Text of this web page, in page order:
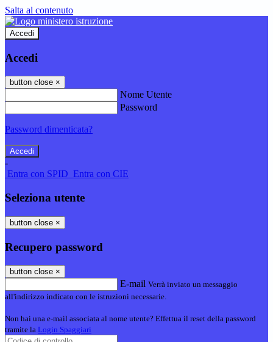
Salta al contenuto
Accedi
Accedi
button close ×
Nome Utente
Password
Password dimenticata?
-
Entra con SPID Entra con CIE
Seleziona utente
button close ×
Recupero password
button close ×
E-mail Verrà inviato un messaggio
all'indirizzo indicato con le istruzioni necessarie.
Non hai una e-mail associata al nome utente? Effettua il reset della password
tramite la Login Spaggiari